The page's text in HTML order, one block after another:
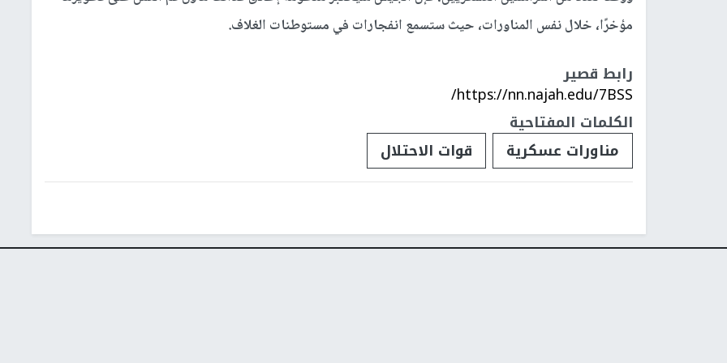
مؤخرًا، خلال نفس المناورات، حيث ستسمع انفجارات في مستوطنات الغلاف.
رابط قصير
https://nn.najah.edu/7BSS/
الكلمات المفتاحية
مناورات عسكرية
قوات الاحتلال